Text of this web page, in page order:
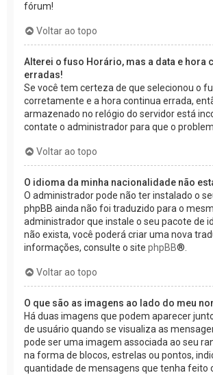
fórum!
Voltar ao topo
Alterei o fuso Horário, mas a data e hora
erradas!
Se você tem certeza de que selecionou o
corretamente e a hora continua errada,
armazenado no relógio do servidor está
contate o administrador para que o
Voltar ao topo
O idioma da minha nacionalidade não
O administrador pode não ter instalado o
phpBB ainda não foi traduzido para o
administrador que instale o seu pacote de
não exista, você poderá criar uma nova
informações, consulte o site phpBB®.
Voltar ao topo
O que são as imagens ao lado do meu
Há duas imagens que podem aparecer
de usuário quando se visualiza as
pode ser uma imagem associada ao seu
na forma de blocos, estrelas ou pontos,
quantidade de mensagens que tenha feito